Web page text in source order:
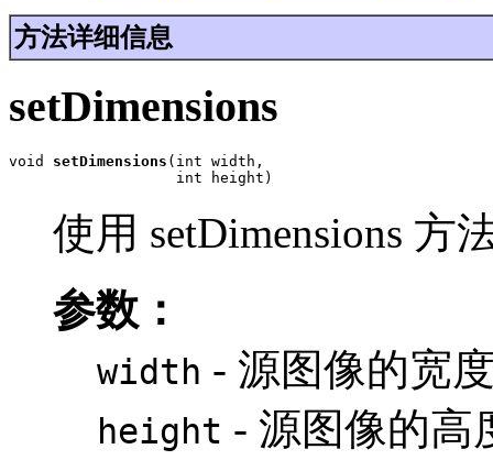
方法详细信息
setDimensions
void setDimensions (int width,
                   int height)
使用 setDimensions 方
参数：
width - 源图像的宽
height - 源图像的高